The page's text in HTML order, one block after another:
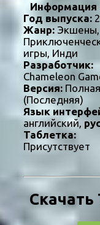
Информация
Год выпуска:
Жанр: Экшены,
игры, Инди
Разработчик:
Chameleon
Версия: Полная
(Последняя)
Язык
английский,
Таблетка:
Присутствует
Скачать